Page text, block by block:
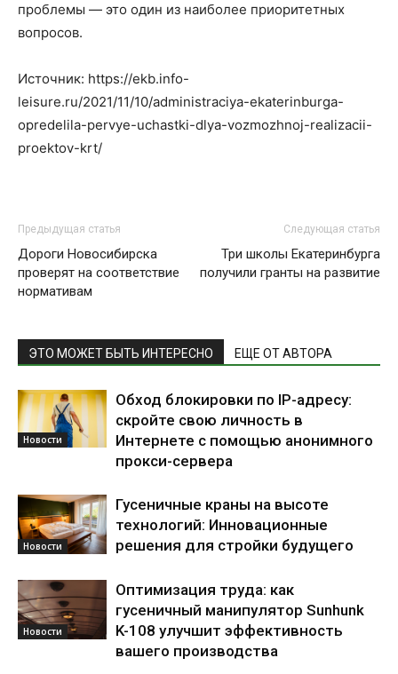
проблемы — это один из наиболее приоритетных
вопросов.
Источник: https://ekb.info-
leisure.ru/2021/11/10/administraciya-ekaterinburga-
opredelila-pervye-uchastki-dlya-vozmozhnoj-realizacii-
proektov-krt/
Предыдущая статья
Дороги Новосибирска
проверят на соответствие
нормативам
Следующая статья
Три школы Екатеринбурга
получили гранты на развитие
ЭТО МОЖЕТ БЫТЬ ИНТЕРЕСНО ЕЩЕ ОТ АВТОРА
Новости
Обход блокировки по IP-адресу:
скройте свою личность в
Интернете с помощью анонимного
прокси-сервера
Новости
Гусеничные краны на высоте
технологий: Инновационные
решения для стройки будущего
Новости
Оптимизация труда: как
гусеничный манипулятор Sunhunk
K-108 улучшит эффективность
вашего производства